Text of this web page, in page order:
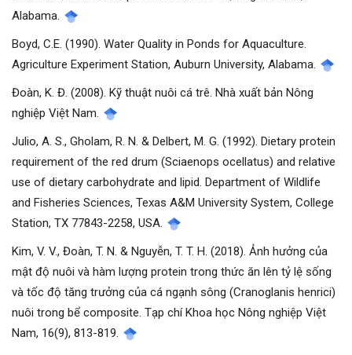
Alabama.
Boyd, C.E. (1990). Water Quality in Ponds for Aquaculture.
Agriculture Experiment Station, Auburn University, Alabama.
Đoàn, K. Đ. (2008). Kỹ thuật nuôi cá trê. Nhà xuất bản Nông
nghiệp Việt Nam.
Julio, A. S., Gholam, R. N. & Delbert, M. G. (1992). Dietary protein
requirement of the red drum (Sciaenops ocellatus) and relative
use of dietary carbohydrate and lipid. Department of Wildlife
and Fisheries Sciences, Texas A&M University System, College
Station, TX 77843-2258, USA.
Kim, V. V., Đoàn, T. N. & Nguyễn, T. T. H. (2018). Ảnh hưởng của
mật độ nuôi và hàm lượng protein trong thức ăn lên tỷ lệ sống
và tốc độ tăng trưởng của cá ngạnh sông (Cranoglanis henrici)
nuôi trong bể composite. Tạp chí Khoa học Nông nghiệp Việt
Nam, 16(9), 813-819.